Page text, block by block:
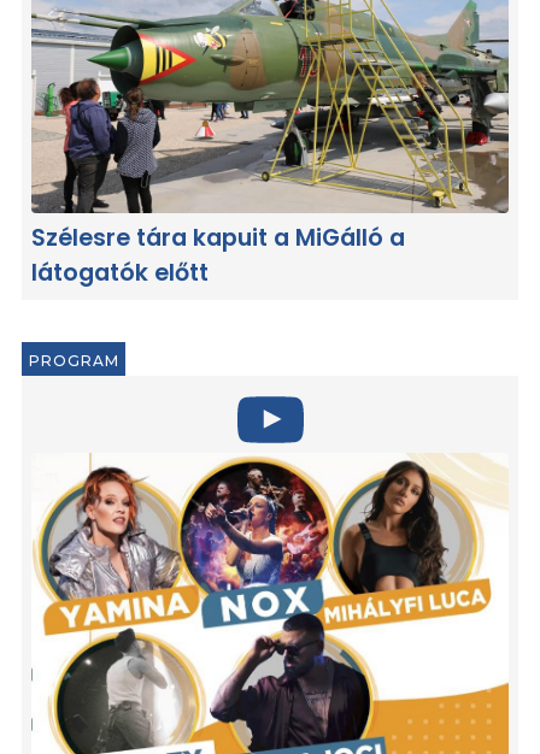
Szélesre tára kapuit a MiGálló a
látogatók előtt
PROGRAM